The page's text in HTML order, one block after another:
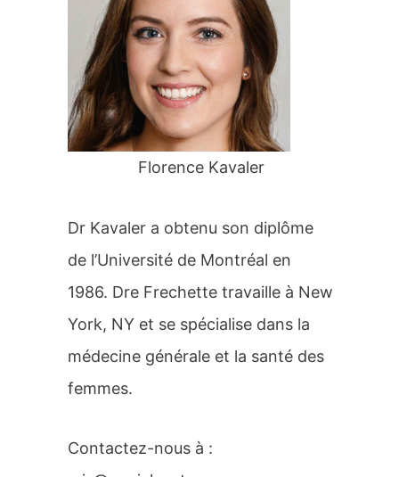
:
Florence Kavaler
Dr Kavaler a obtenu son diplôme
de l’Université de Montréal en
1986. Dre Frechette travaille à New
York, NY et se spécialise dans la
médecine générale et la santé des
femmes.
Contactez-nous à :